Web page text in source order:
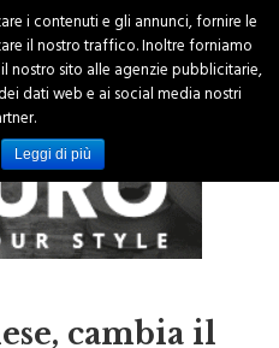
cambia il
i contenuti e gli annunci, fornire le
il nostro traffico. Inoltre forniamo
nostro sito alle agenzie pubblicitarie,
dati web e ai social media nostri
Leggi di più